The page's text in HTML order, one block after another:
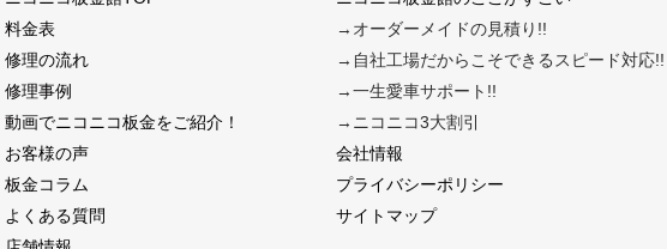
料金表
修理の流れ
修理事例
動画でニコニコ板金をご紹介！
お客様の声
板金コラム
よくある質問
→オーダーメイドの見積り!!
→自社工場だからこそできるスピード対応!!
→一生愛車サポート!!
→ニコニコ3大割引
会社情報
プライバシーポリシー
サイトマップ